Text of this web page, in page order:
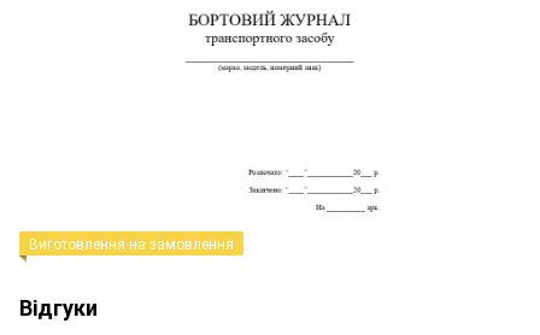
Виготовлення на замовлення
Відгуки